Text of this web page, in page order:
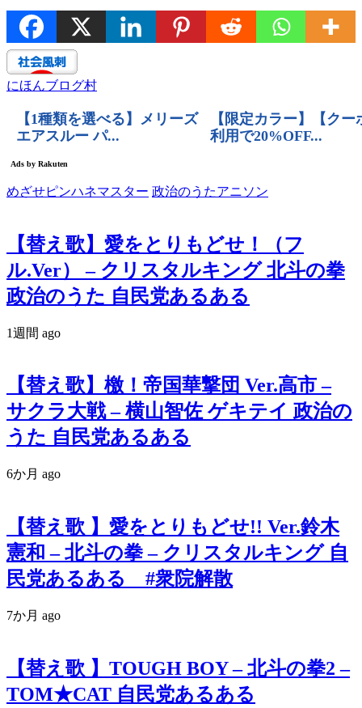
にほんブログ村
めざせピンハネマスター 政治のうたアニソン
【替え歌】愛をとりもどせ！（フ
ル.Ver） – クリスタルキング 北斗の拳
政治のうた 自民党あるある
1週間 ago
【替え歌】檄！帝国華撃団 Ver.高市 –
サクラ大戦 – 横山智佐 ゲキテイ 政治の
うた 自民党あるある
6か月 ago
【替え歌 】愛をとりもどせ!! Ver.鈴木
憲和 – 北斗の拳 – クリスタルキング 自
民党あるある #衆院解散
7か月 ago
【替え歌 】TOUGH BOY – 北斗の拳2 –
TOM★CAT 自民党あるある